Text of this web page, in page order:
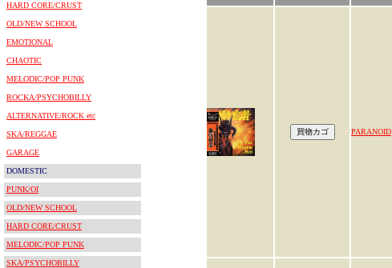
HARD CORE/CRUST
OLD/NEW SCHOOL
EMOTIONAL
CHAOTIC
MELODIC/POP PUNK
ROCKA/PSYCHOBILLY
ALTERNATIVE/ROCK etc
SKA/REGGAE
GARAGE
DOMESTIC
PUNK/OI
OLD/NEW SCHOOL
HARD CORE/CRUST
MELODIC/POP PUNK
SKA/PSYCHOBILLY
PARANOID